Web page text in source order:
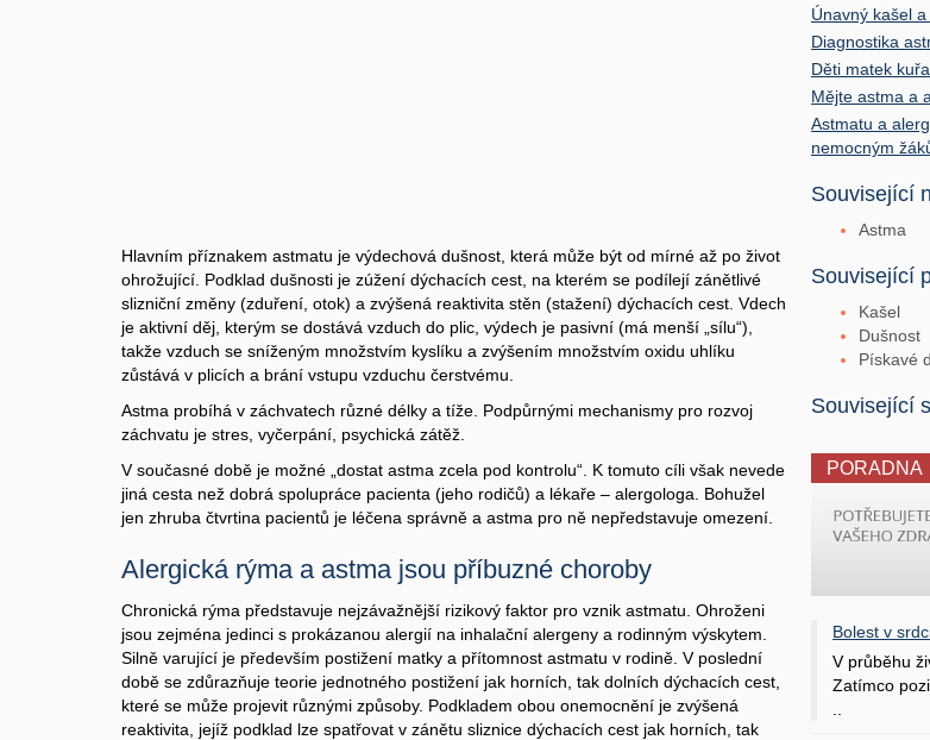
Hlavním příznakem astmatu je výdechová dušnost, která může být od mírné až po život
ohrožující. Podklad dušnosti je zúžení dýchacích cest, na kterém se podílejí zánětlivé
slizniční změny (zduření, otok) a zvýšená reaktivita stěn (stažení) dýchacích cest. Vdech
je aktivní děj, kterým se dostává vzduch do plic, výdech je pasivní (má menší „sílu“),
takže vzduch se sníženým množstvím kyslíku a zvýšením množstvím oxidu uhlíku
zůstává v plicích a brání vstupu vzduchu čerstvému.
Astma probíhá v záchvatech různé délky a tíže. Podpůrnými mechanismy pro rozvoj
záchvatu je stres, vyčerpání, psychická zátěž.
V současné době je možné „dostat astma zcela pod kontrolu“. K tomuto cíli však nevede
jiná cesta než dobrá spolupráce pacienta (jeho rodičů) a lékaře – alergologa. Bohužel
jen zhruba čtvrtina pacientů je léčena správně a astma pro ně nepředstavuje omezení.
Alergická rýma a astma jsou příbuzné choroby
Chronická rýma představuje nejzávažnější rizikový faktor pro vznik astmatu. Ohroženi
jsou zejména jedinci s prokázanou alergií na inhalační alergeny a rodinným výskytem.
Silně varující je především postižení matky a přítomnost astmatu v rodině. V poslední
době se zdůrazňuje teorie jednotného postižení jak horních, tak dolních dýchacích cest,
které se může projevit různými způsoby. Podkladem obou onemocnění je zvýšená
reaktivita, jejíž podklad lze spatřovat v zánětu sliznice dýchacích cest jak horních, tak
Únavný kašel
Diagnostika
Děti matek
Mějte astma a
Astmatu a
nemocným
Související
Astma
Související
Kašel
Dušnost
Pískavé
Související
PORADNA
Bolest v
V průběhu
Zatímco